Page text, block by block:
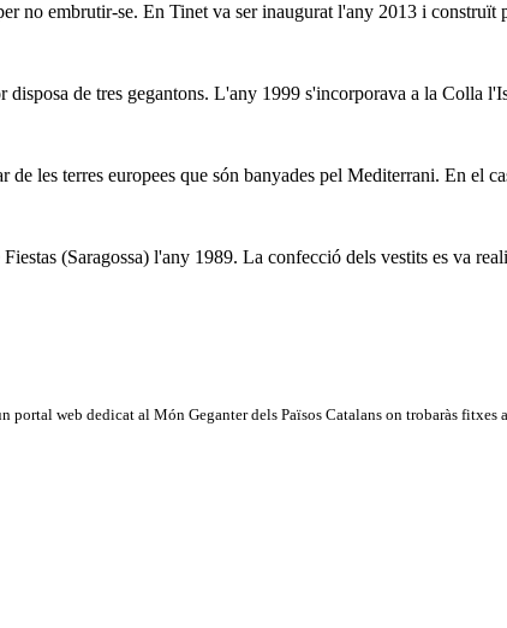
no embrutir-se. En Tinet va ser inaugurat l'any 2013 i
de tres gegantons. L'any 1999 s'incorporava a la Colla
les terres europees que són banyades pel Mediterrani. En el
(Saragossa) l'any 1989. La confecció dels vestits es va
portal web dedicat al Món Geganter dels Països Catalans on trobaràs